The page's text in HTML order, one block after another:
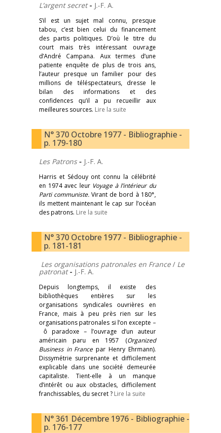
L’argent secret - J.-F. A.
S’il est un sujet mal connu, presque
tabou, c’est bien celui du financement
des partis politiques. D’où le titre du
court mais très intéressant ouvrage
d’André Campana. Aux termes d’une
patiente enquête de plus de trois ans,
l’auteur presque un familier pour des
millions de téléspectateurs, dresse le
bilan des informations et des
confidences qu’il a pu recueillir aux
meilleures sources. Lire la suite
N° 370 Octobre 1977 - Bibliographie -
p. 179-180
Les Patrons - J.-F. A.
Harris et Sédouy ont connu la célébrité
en 1974 avec leur Voyage à l’intérieur du
Parti communiste.Virant de bord à 180°,
ils mettent maintenant le cap sur l’océan
des patrons. Lire la suite
N° 370 Octobre 1977 - Bibliographie -
p. 181-181
Les organisations patronales en France/ Le
patronat - J.-F. A.
Depuis longtemps, il existe des
bibliothèques entières sur les
organisations syndicales ouvrières en
France, mais à peu près rien sur les
organisations patronales si l’on excepte –
ô paradoxe – l’ouvrage d’un auteur
américain paru en 1957 (Organized
Business in Francepar Henry Ehrmann).
Dissymétrie surprenante et difficilement
explicable dans une société demeurée
capitaliste. Tient-elle à un manque
d’intérêt ou aux obstacles, difficilement
franchissables, du secret ? Lire la suite
N° 361 Décembre 1976 - Bibliographie -
p. 176-177